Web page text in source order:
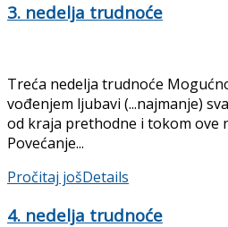
3. nedelja trudnoće
Treća nedelja trudnoće
vođenjem ljubavi (...najmanje)
od kraja prethodne i tokom ove
Povećanje...
Pročitaj jošDetails
4. nedelja trudnoće